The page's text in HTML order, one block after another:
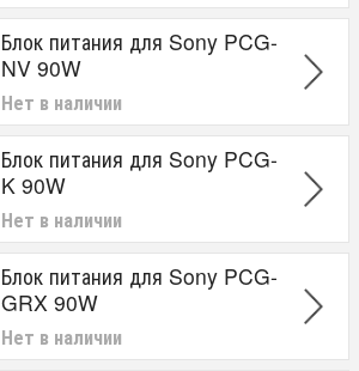
Блок питания для Sony PCG-
NV 90W
Нет в наличии
Блок питания для Sony PCG-
K 90W
Нет в наличии
Блок питания для Sony PCG-
GRX 90W
Нет в наличии